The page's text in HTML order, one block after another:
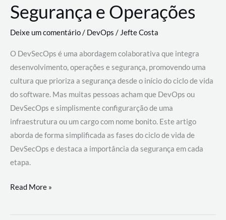
Segurança e Operações
Deixe um comentário/ DevOps /Jefte Costa
O DevSecOps é uma abordagem colaborativa que integra
desenvolvimento, operações e segurança, promovendo uma
cultura que prioriza a segurança desde o início do ciclo de vida
do software. Mas muitas pessoas acham que DevOps ou
DevSecOps e simplismente configurarção de uma
infraestrutura ou um cargo com nome bonito. Este artigo
aborda de forma simplificada as fases do ciclo de vida de
DevSecOps e destaca a importância da segurança em cada
etapa.
DevSecOps
Prática:
Read More »